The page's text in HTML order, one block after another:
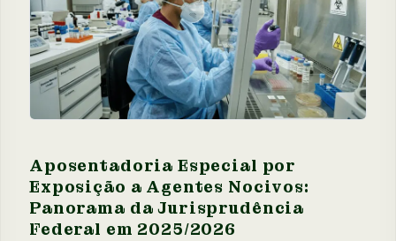
Aposentadoria Especial por
Exposição a Agentes Nocivos:
Panorama da Jurisprudência
Federal em 2025/2026